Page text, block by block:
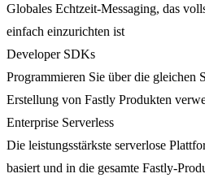
Globales Echtzeit-Messaging, das
einfach einzurichten ist
Developer SDKs
Programmieren Sie über die gleichen
Erstellung von Fastly Produkten
Enterprise Serverless
Die leistungsstärkste serverlose
basiert und in die gesamte Fastly-